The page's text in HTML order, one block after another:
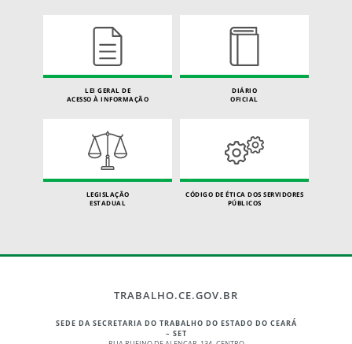
LEI GERAL DE
ACESSO À INFORMAÇÃO
DIÁRIO
OFICIAL
LEGISLAÇÃO
ESTADUAL
CÓDIGO DE ÉTICA DOS SERVIDORES
PÚBLICOS
TRABALHO.CE.GOV.BR
SEDE DA SECRETARIA DO TRABALHO DO ESTADO DO CEARÁ
– SET